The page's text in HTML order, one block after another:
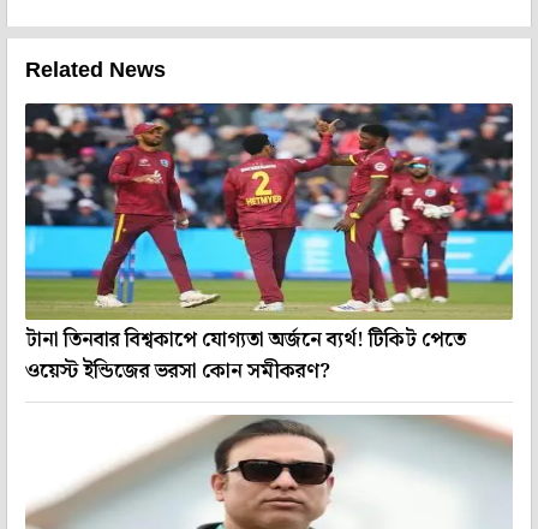
Related News
টানা তিনবার বিশ্বকাপে যোগ্যতা অর্জনে ব্যর্থ! টিকিট পেতে
ওয়েস্ট ইন্ডিজের ভরসা কোন সমীকরণ?